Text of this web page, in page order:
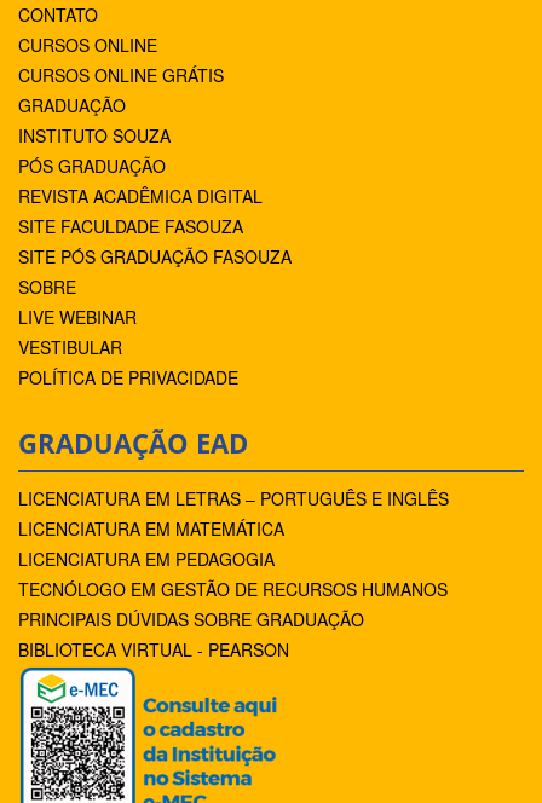
CONTATO
CURSOS ONLINE
CURSOS ONLINE GRÁTIS
GRADUAÇÃO
INSTITUTO SOUZA
PÓS GRADUAÇÃO
REVISTA ACADÊMICA DIGITAL
SITE FACULDADE FASOUZA
SITE PÓS GRADUAÇÃO FASOUZA
SOBRE
LIVE WEBINAR
VESTIBULAR
POLÍTICA DE PRIVACIDADE
GRADUAÇÃO EAD
LICENCIATURA EM LETRAS – PORTUGUÊS E INGLÊS
LICENCIATURA EM MATEMÁTICA
LICENCIATURA EM PEDAGOGIA
TECNÓLOGO EM GESTÃO DE RECURSOS HUMANOS
PRINCIPAIS DÚVIDAS SOBRE GRADUAÇÃO
BIBLIOTECA VIRTUAL - PEARSON